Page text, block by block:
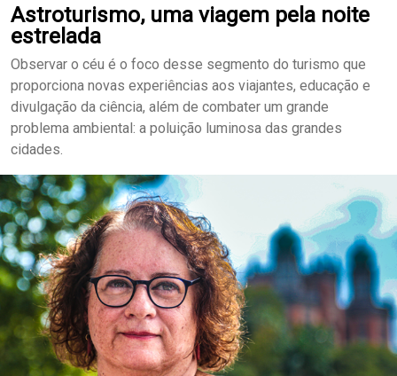
Astroturismo, uma viagem pela noite
estrelada
Observar o céu é o foco desse segmento do turismo que
proporciona novas experiências aos viajantes, educação e
divulgação da ciência, além de combater um grande
problema ambiental: a poluição luminosa das grandes
cidades.